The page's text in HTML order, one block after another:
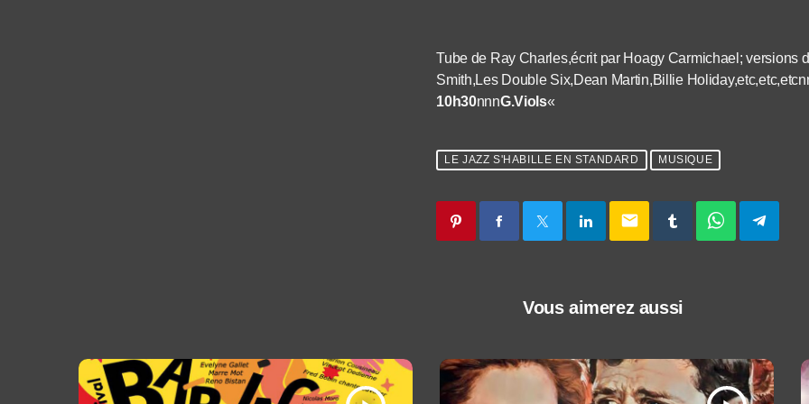
Tube de Ray Charles,écrit par Hoagy Carmichael; versions
Smith,Les Double Six,Dean Martin,Billie
10h30nnnG.Viols«
LE JAZZ S'HABILLE EN STANDARD MUSIQUE
email
Vous aimerez aussi